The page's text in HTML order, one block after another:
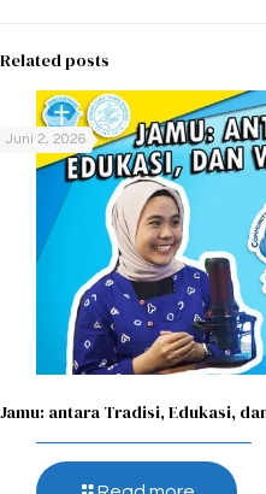
Related posts
Juni 2, 2026
Jamu: antara Tradisi, Edukasi,